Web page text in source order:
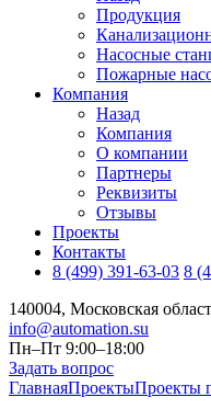
Продукция
Насосные
Пожарные
Компания
Назад
Компания
О компании
Партнеры
Реквизиты
Отзывы
Проекты
Контакты
8 (499) 391-63-03 8
140004, Московская
info@automation.su
Пн–Пт 9:00–18:00
Задать вопрос
ГлавнаяПроектыПроекты